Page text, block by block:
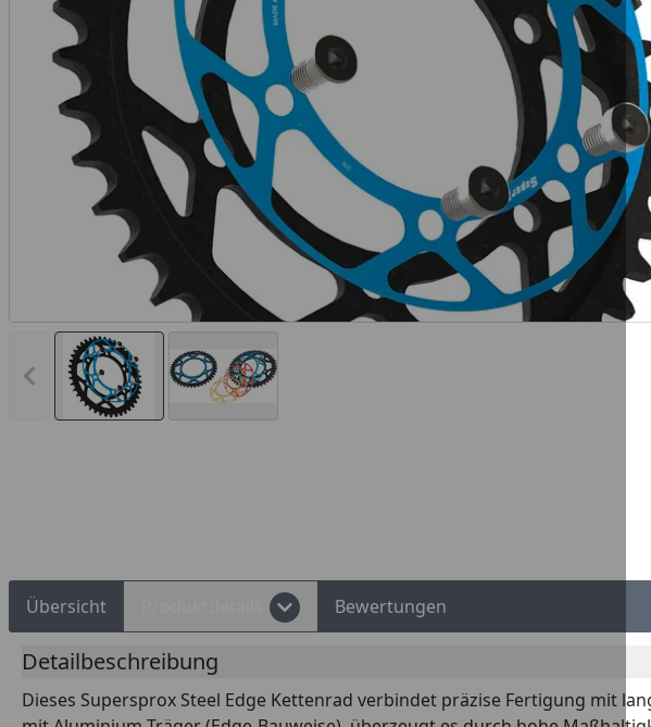
Vorheriges Bild anzeigen
Übersicht Bewertungen
Detailbeschreibung
Dieses Supersprox Steel Edge Kettenrad verbindet präzise Fertigung mit